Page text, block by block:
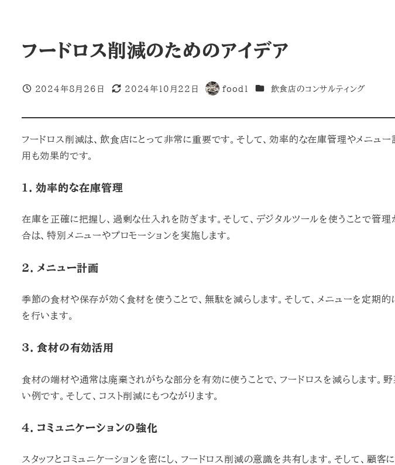
フードロス削減のためのアイデア
投稿日
2024年8月26日
更新日
2024年10月22日
著
food1 カテゴリー
飲食店のコンサルティング
フードロス削減は、飲食店にとって非常に重要です。そして、効率的な在庫管理やメニュ
用も効果的です。
1. 効率的な在庫管理
在庫を正確に把握し、過剰な仕入れを防ぎます。そして、デジタルツールを使うことで管理
合は、特別メニューやプロモーションを実施します。
2. メニュー計画
季節の食材や保存が効く食材を使うことで、無駄を減らします。そして、メニューを定期
を行います。
3. 食材の有効活用
食材の端材や通常は廃棄されがちな部分を有効に使うことで、フードロスを減らします。
い例です。そして、コスト削減にもつながります。
4. コミュニケーションの強化
スタッフとコミュニケーションを密にし、フードロス削減の意識を共有します。そして、顧